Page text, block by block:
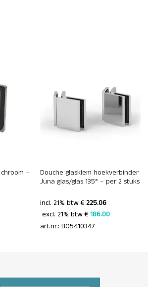
–
Douche glasklem hoekverbinder
Juna glas/glas 135° – per 2 stuks
incl. 21% btw €225.06
excl. 21% btw € 186.00
art.nr.: BO5410347